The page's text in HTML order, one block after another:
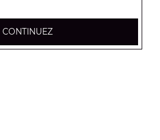
13.00€
CONTINUEZ